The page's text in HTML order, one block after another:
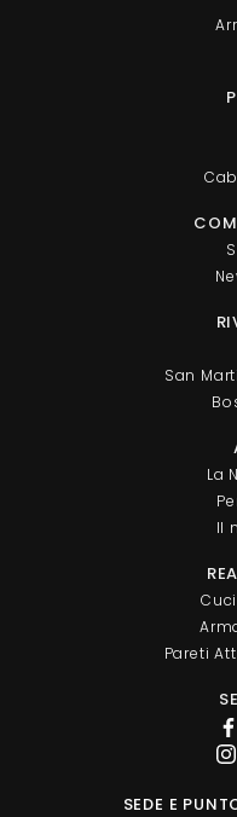
San
La
Il
Pareti
SEDE E